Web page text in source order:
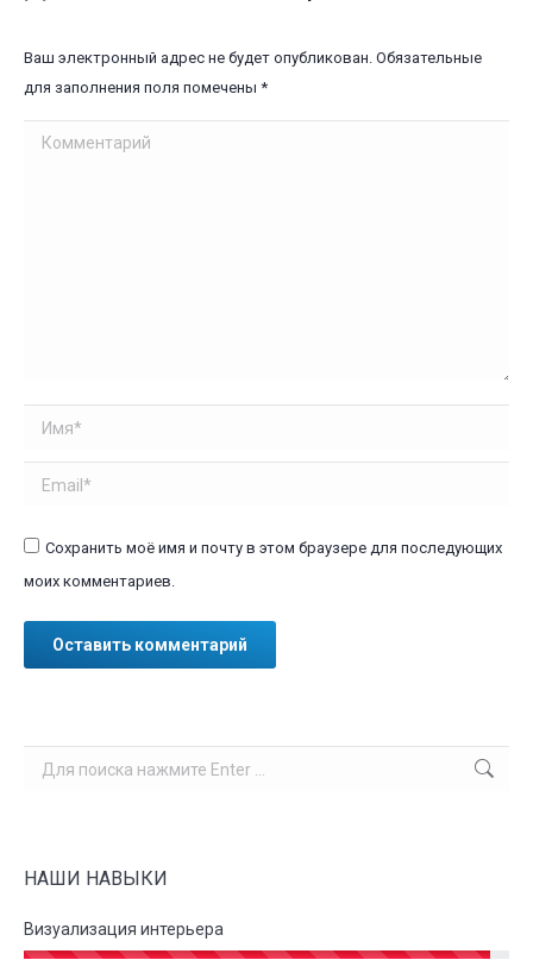
Ваш электронный адрес не будет опубликован. Обязательные
для заполнения поля помечены *
Комментарий
Имя *
Email *
Сохранить моё имя и почту в этом браузере для последующих
моих комментариев.
Оставить комментарий
Поиск:
НАШИ НАВЫКИ
Визуализация интерьера